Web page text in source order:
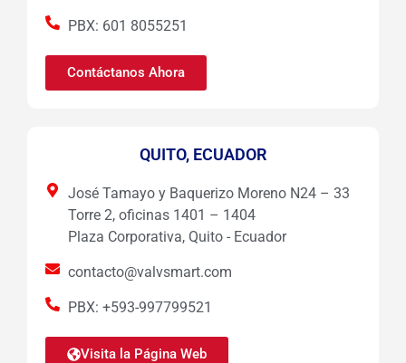
PBX: 601 8055251
Contáctanos Ahora
QUITO, ECUADOR
José Tamayo y Baquerizo Moreno N24 – 33
Torre 2, oficinas 1401 – 1404
Plaza Corporativa, Quito - Ecuador
contacto@valvsmart.com
PBX: +593-997799521
Visita la Página Web